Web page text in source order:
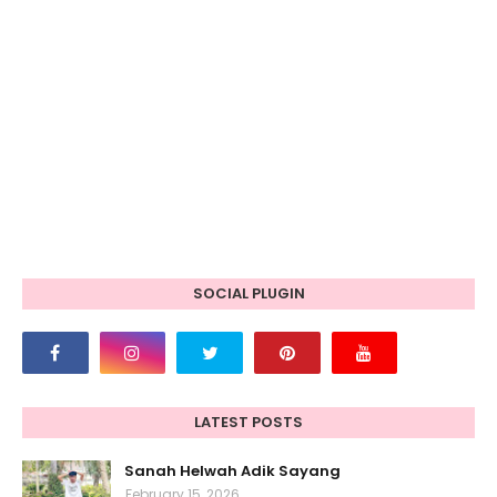
SOCIAL PLUGIN
LATEST POSTS
Sanah Helwah Adik Sayang